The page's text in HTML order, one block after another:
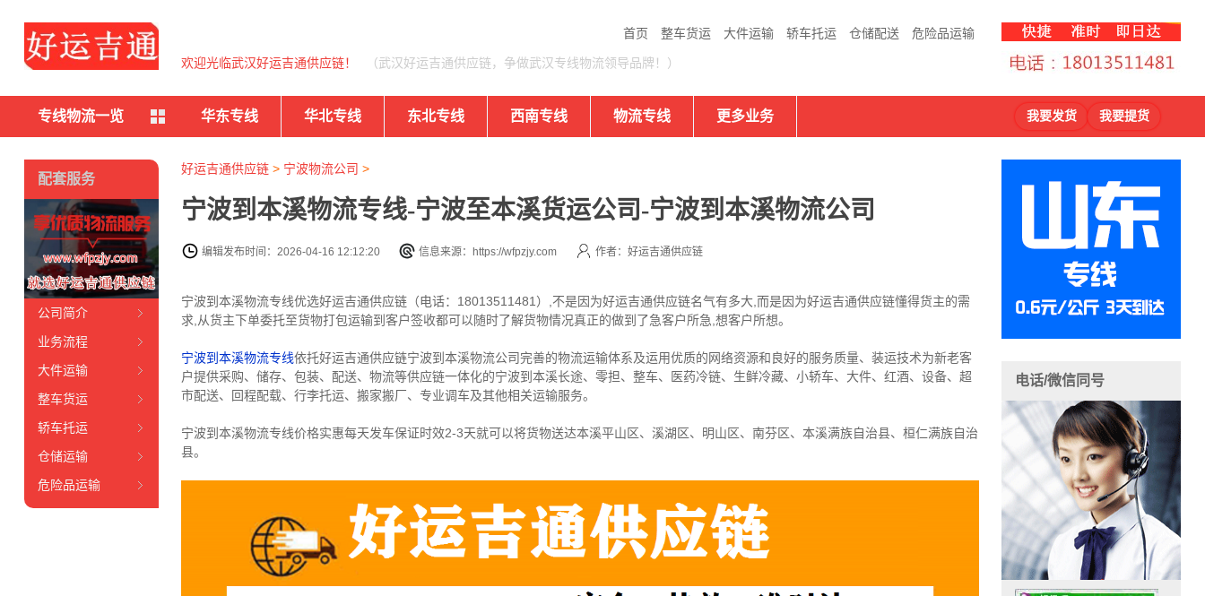
首页 整车货运 大件运输 轿车托运 仓储配送 危险品运输
欢迎光临武汉好运吉通供应链！ （武汉好运吉通供应链，争做武汉专线物流领导品牌！）
专线物流一览 华东专线 华北专线 东北专线 西南专线 物流专线 更多业务 我要发货 我要提货
好运吉通供应链> 宁波物流公司 >
宁波到本溪物流专线-宁波至本溪货运公司-宁波到本溪物流公司
编辑发布时间：2026-04-16 12:12:20 信息来源：https://wfpzjy.com 作者：好运吉通供应链
宁波到本溪物流专线优选好运吉通供应链（电话：18013511481）,不是因为好运吉通供应链名气有多大,而是因为好运吉通供应链懂得货主的需
求,从货主下单委托至货物打包运输到客户签收都可以随时了解货物情况真正的做到了急客户所急,想客户所想。
宁波到本溪物流专线依托好运吉通供应链宁波到本溪物流公司完善的物流运输体系及运用优质的网络资源和良好的服务质量、装运技术为新老客
户提供采购、储存、包装、配送、物流等供应链一体化的宁波到本溪长途、零担、整车、医药冷链、生鲜冷藏、小轿车、大件、红酒、设备、超
市配送、回程配载、行李托运、搬家搬厂、专业调车及其他相关运输服务。
宁波到本溪物流专线价格实惠每天发车保证时效2-3天就可以将货物送达本溪平山区、溪湖区、明山区、南芬区、本溪满族自治县、桓仁满族自治
县。
配套服务
公司简介
业务流程
大件运输
整车货运
轿车托运
仓储运输
危险品运输
电话/微信同号